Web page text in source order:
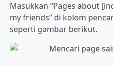
Masukkan “Pages about
my friends” di kolom
seperti gambar berikut.